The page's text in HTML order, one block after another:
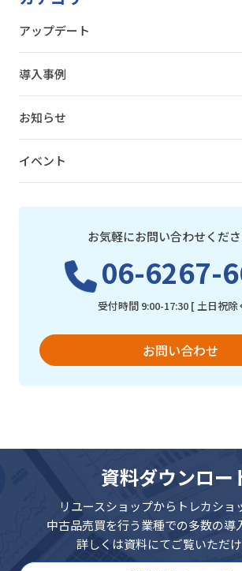
アップデート
導入事例
お知らせ
イベント
お気軽にお問い合わせくださ
06-6267-
受付時間 9:00-17:30 [ 土日祝除
お問い合わせ
資料ダウンロー
リユースショップからトレカショ
中古品売買を行う業種での多数の導
詳しくは資料にてご覧いただけ